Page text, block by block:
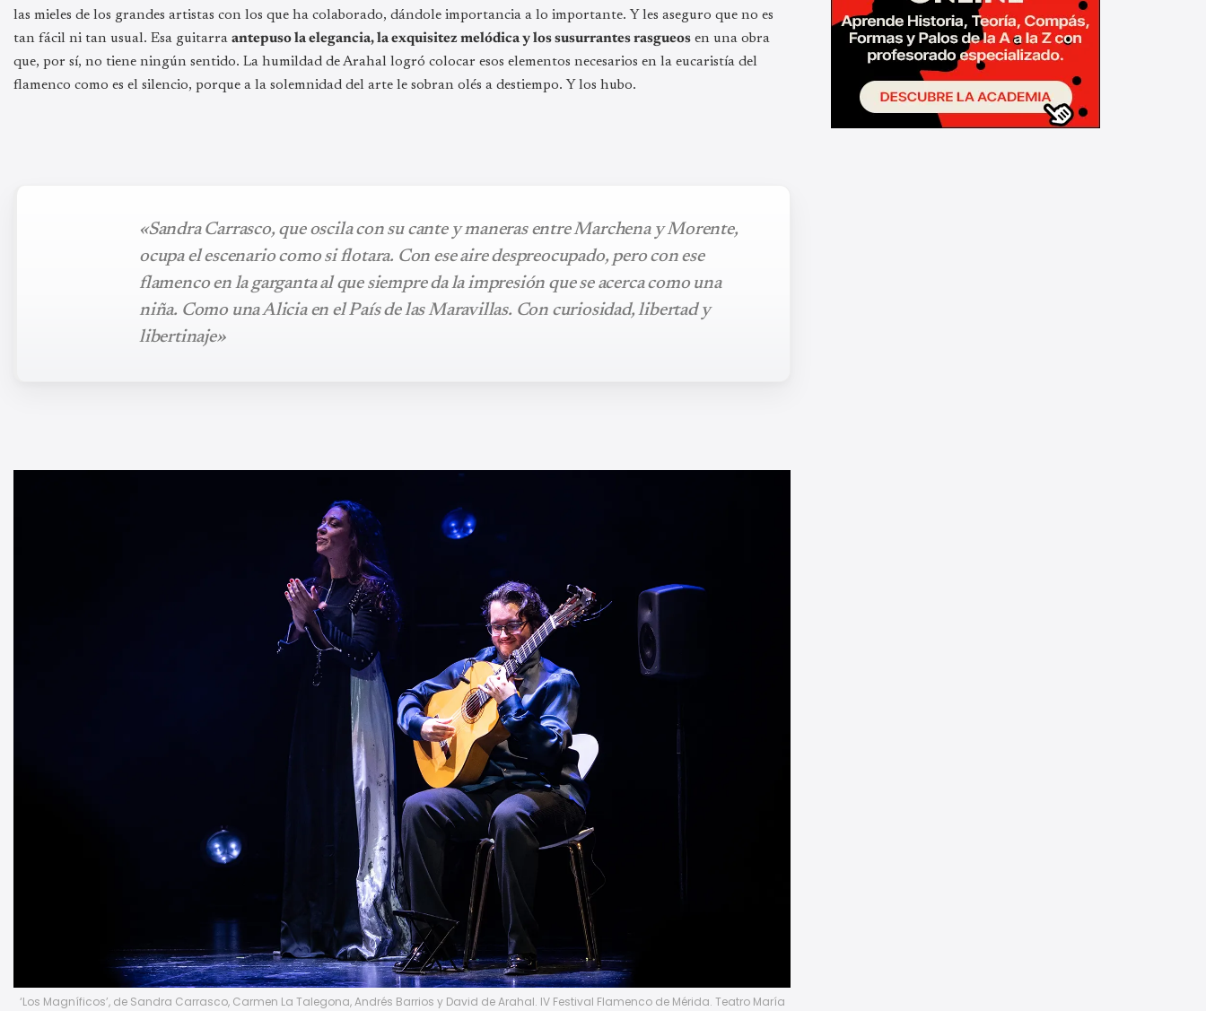
las mieles de los grandes artistas con los que ha colaborado, dándole importancia a lo importante. Y les aseguro que no es
tan fácil ni tan usual. Esa guitarra antepuso la elegancia, la exquisitez melódica y los susurrantes rasgueos en una obra
que, por sí, no tiene ningún sentido. La humildad de Arahal logró colocar esos elementos necesarios en la eucaristía del
flamenco como es el silencio, porque a la solemnidad del arte le sobran olés a destiempo. Y los hubo.
«Sandra Carrasco, que oscila con su cante y maneras entre Marchena y Morente,
ocupa el escenario como si flotara. Con ese aire despreocupado, pero con ese
flamenco en la garganta al que siempre da la impresión que se acerca como una
niña. Como una Alicia en el País de las Maravillas. Con curiosidad, libertad y
libertinaje»
‘Los Magníficos’, de Sandra Carrasco, Carmen La Talegona, Andrés Barrios y David de Arahal. IV Festival Flamenco de Mérida. Teatro María